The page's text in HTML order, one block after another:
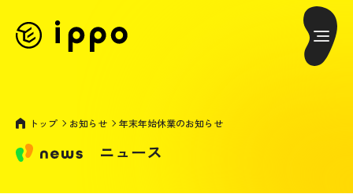
トップ お知らせ 年末年始休業のお知らせ
ニュース